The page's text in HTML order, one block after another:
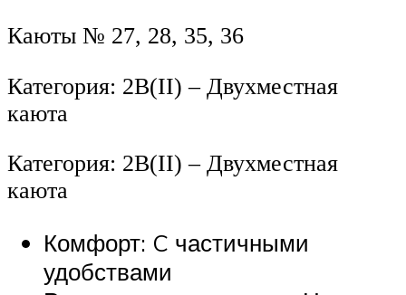
Каюты № 27, 28, 35, 36
Категория: 2B(II) – Двухместная
каюта
Категория: 2B(II) – Двухместная
каюта
Комфорт: C частичными
удобствами